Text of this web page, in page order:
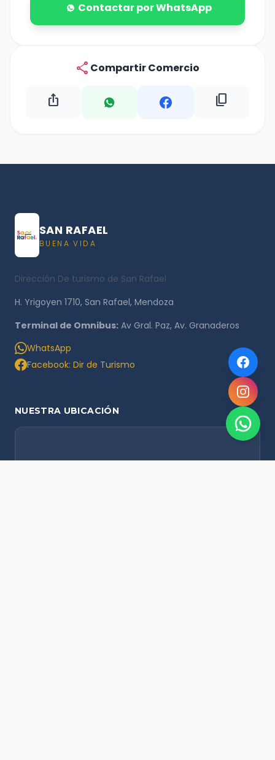
Contactar por WhatsApp
share Compartir Comercio
ios_share content_copy
SAN RAFAEL
BUENA VIDA
Dirección De turismo de San Rafael
H. Yrigoyen 1710, San Rafael, Mendoza
Terminal de Omnibus: Av Gral. Paz, Av. Granaderos
WhatsApp
Facebook: Dir de Turismo
NUESTRA UBICACIÓN